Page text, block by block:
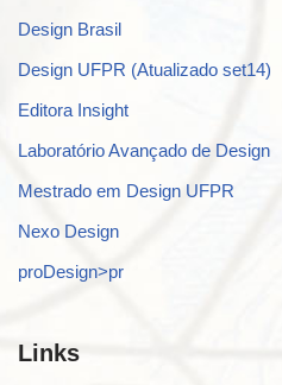
Design Brasil
Design UFPR (Atualizado set14)
Editora Insight
Laboratório Avançado de Design
Mestrado em Design UFPR
Nexo Design
proDesign>pr
Links